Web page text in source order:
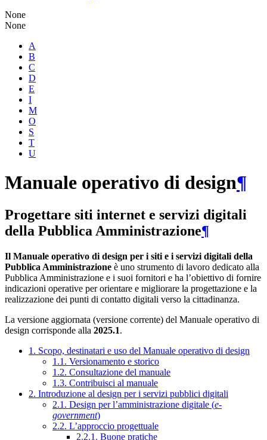
None
None
A
B
C
D
E
I
M
O
S
T
U
Manuale operativo di design¶
Progettare siti internet e servizi digitali
della Pubblica Amministrazione¶
Il Manuale operativo di design per i siti e i servizi digitali della
Pubblica Amministrazione è uno strumento di lavoro dedicato alla
Pubblica Amministrazione e i suoi fornitori e ha l’obiettivo di fornire
indicazioni operative per orientare e migliorare la progettazione e la
realizzazione dei punti di contatto digitali verso la cittadinanza.
La versione aggiornata (versione corrente) del Manuale operativo di
design corrisponde alla 2025.1.
1. Scopo, destinatari e uso del Manuale operativo di design
1.1. Versionamento e storico
1.2. Consultazione del manuale
1.3. Contribuisci al manuale
2. Introduzione al design per i servizi pubblici digitali
2.1. Design per l’amministrazione digitale (e-
government)
2.2. L’approccio progettuale
2.2.1. Buone pratiche